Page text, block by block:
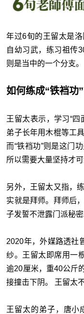
年过6旬的王留太是
自幼习武，练习祖传
则是当中的一个分支。
如何练成“铁裆功”
王留太表示，学习“四
弟子长年用木棍等工
而“铁裆功”则是这门
所以需要大量坚持才可
另外，王留太又指，
实就是拜师。拜师后
子发誓不泄露门派秘密
2020年，外媒路透社
纱。王留太即席用一
逾20厘米，重40公斤
接撞击下阴。 王留太
王留太的弟子，唐小